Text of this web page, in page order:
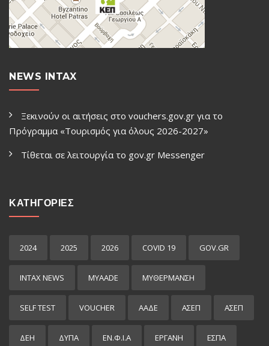
NEWS INTAX
Ξεκινούν οι αιτήσεις στο vouchers.gov.gr για το
Πρόγραμμα «Τουρισμός για όλους 2026-2027»
Τίθεται σε λειτουργία το gov.gr Μessenger
ΚΑΤΗΓΟΡΙΕΣ
2024 2025 2026 COVID 19 GOV.GR
INTAX NEWS MYAADE MYΘΈΡΜΑΝΣΗ
SELF TEST VOUCHER ΑΑΔΕ ΑΣΕΠ ΑΣΕΠ
ΔΕΗ ΔΥΠΑ ΕΝ.Φ.Ι.Α ΕΡΓΑΝΗ ΕΣΠΑ